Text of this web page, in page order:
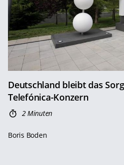
Deutschland bleibt das
Telefónica-Konzern
2 Minuten
Boris Boden